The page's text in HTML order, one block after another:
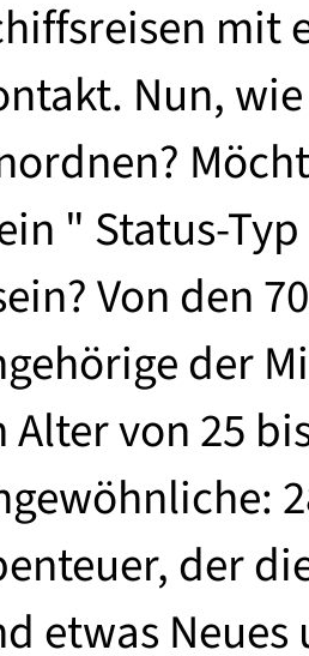
mit
Nun,
" Status-
Von den
der
Alter von 25
der
etwas